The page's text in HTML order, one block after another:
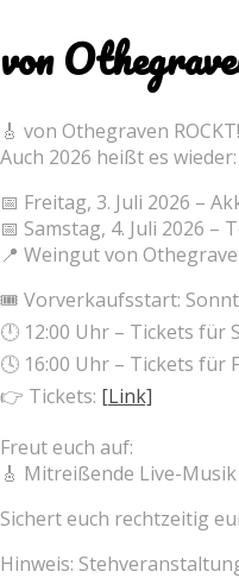
von
🎸 von Othegraven
Auch 2026 heißt es
📅 Freitag, 3. Juli 2026 –
📅 Samstag, 4. Juli 2026 –
📍 Weingut von
🎟 Vorverkaufsstart:
🕛 12:00 Uhr – Tickets für
🕓 16:00 Uhr – Tickets für
👉 Tickets: [Link]
Freut euch auf:
🎸 Mitreißende Live-
Sichert euch rechtzeitig
Hinweis: